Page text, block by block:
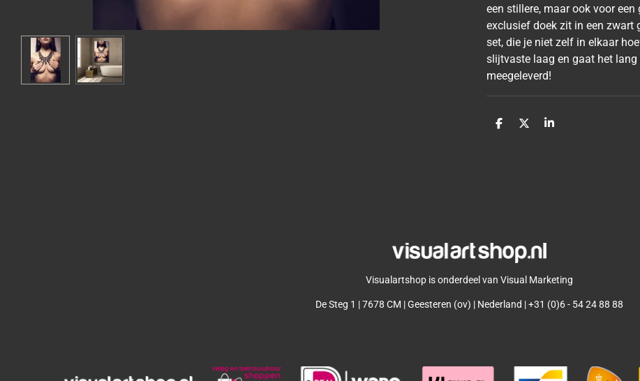
een stillere, maar ook voor
exclusief doek zit in een
set, die je niet zelf in elkaar
slijtvaste laag en gaat het
meegeleverd!
D
D
S
Visualartshop is onderdeel van Visual Marketing
De Steg 1 | 7678 CM | Geesteren (ov) | Nederland | +31 (0)6 - 54 24 88 88